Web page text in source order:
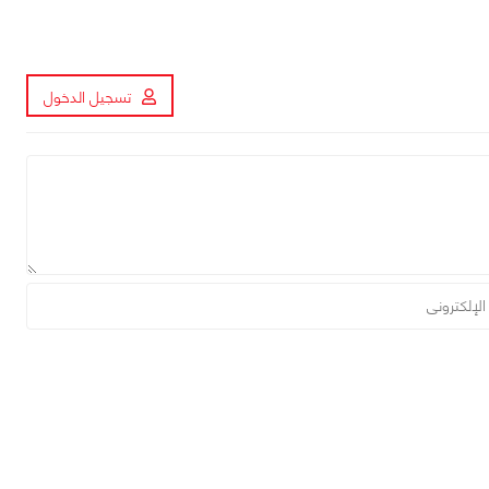
تسجيل الدخول